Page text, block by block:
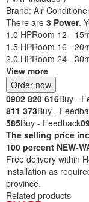
Brand: Air
There are 3 Power.
1.0 HPRoom 12 -
1.5 HPRoom 16 -
2.0 HPRoom 24 -
View more
Order now
0902 820 616Buy -
811 373Buy -
585Buy - Feedback
The selling price
100 percent NEW-
Free delivery within
installation as
province.
Related products